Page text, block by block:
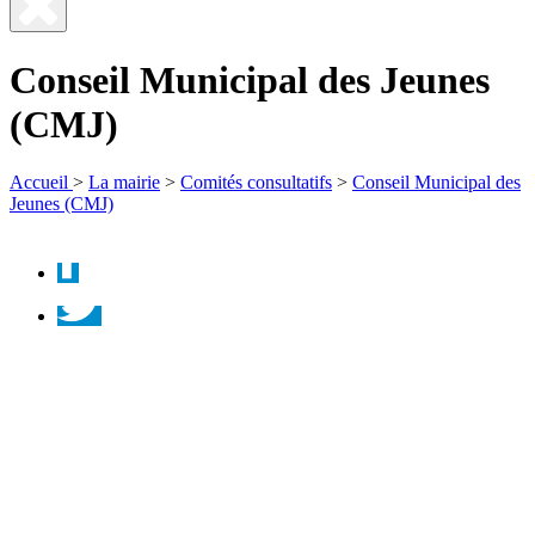
Fermer
recherche
Conseil Municipal des Jeunes
(CMJ)
Accueil > La mairie > Comités consultatifs > Conseil Municipal des
Jeunes (CMJ)